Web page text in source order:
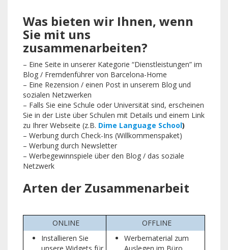
Was bieten wir Ihnen, wenn
Sie mit uns
zusammenarbeiten?
– Eine Seite in unserer Kategorie “Dienstleistungen” im
Blog / Fremdenführer von Barcelona-Home
– Eine Rezension / einen Post in unserem Blog und
sozialen Netzwerken
– Falls Sie eine Schule oder Universität sind, erscheinen
Sie in der Liste über Schulen mit Details und einem Link
zu Ihrer Webseite (z.B. Dime Language School)
– Werbung durch Check-Ins (Willkommenspaket)
– Werbung durch Newsletter
– Werbegewinnspiele über den Blog / das soziale
Netzwerk
Arten der Zusammenarbeit
ONLINE
OFFLINE
Installieren Sie
Werbematerial zum